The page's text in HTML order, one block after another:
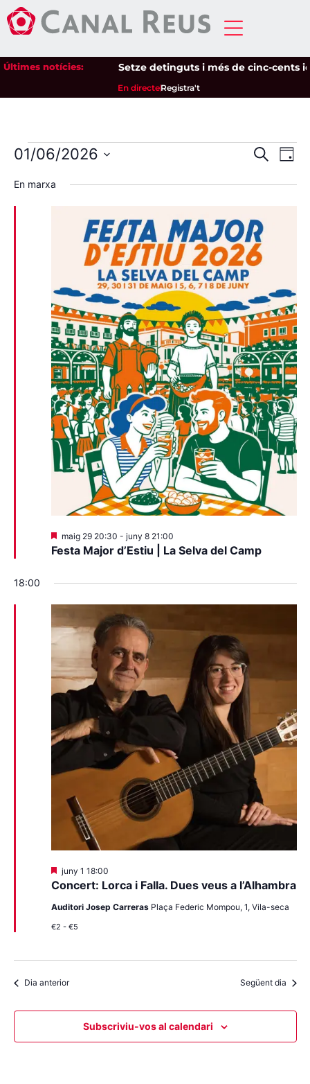
Últimes notícies: Setze detinguts i més de cinc-cents
En directeRegistra't
cerca
CercaDia
01/06/2026
una
data.
En marxa
Festa Major d’Estiu | La Selva del Camp
Destacats
maig 29 20:30 - juny 8 21:00
18:00
Concert: Lorca i Falla. Dues veus a l’Alhambra
Destacats
juny 1 18:00
Auditori Josep Carreras Plaça Federic Mompou, 1, Vila-seca
€2 - €5
Dia anterior Següent dia
Subscriviu-vos al calendari